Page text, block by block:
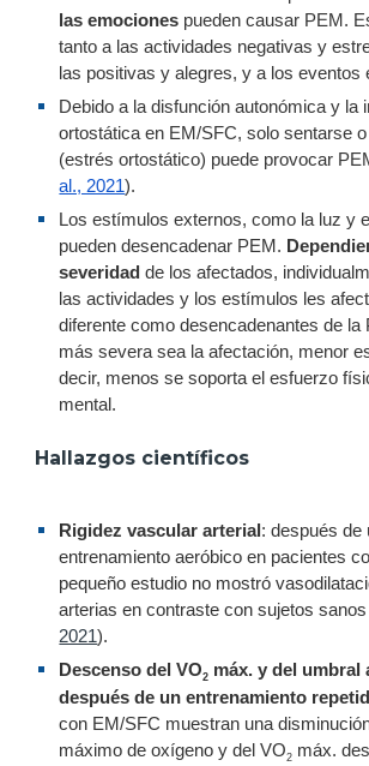
las emociones pueden causar PEM.
tanto a las actividades negativas y
las positivas y alegres, y a los eventos
Debido a la disfunción autonómica y la
ortostática en EM/SFC, solo sentarse
(estrés ortostático) puede provocar
al., 2021).
Los estímulos externos, como la luz y
pueden desencadenar PEM.
severidadde los afectados,
las actividades y los estímulos les
diferente como desencadenantes de la
más severa sea la afectación, menor
decir, menos se soporta el esfuerzo
mental.
Hallazgos científicos
Rigidez vascular arterial : después de
entrenamiento aeróbico en pacientes
pequeño estudio no mostró
arterias en contraste con sujetos
2021).
Descenso del VO2 máx. y del umbral
después de un entrenamiento
con EM/SFC muestran una
máximo de oxígeno y del VO2 máx.